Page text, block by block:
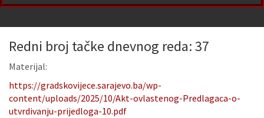
Redni broj tačke dnevnog reda: 37
Materijal:
https://gradskovijece.sarajevo.ba/wp-
content/uploads/2025/10/Akt-ovlastenog-Predlagaca-o-
utvrdivanju-prijedloga-10.pdf